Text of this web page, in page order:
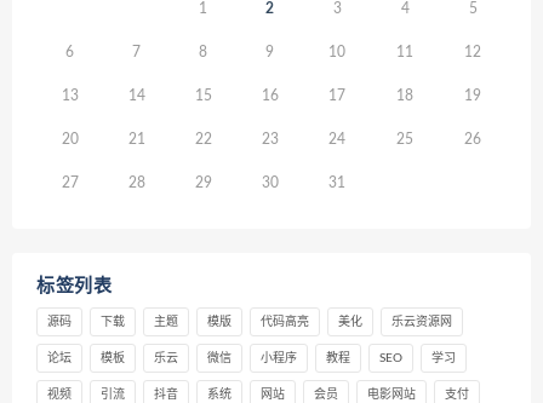
1 2 3 4 5
6 7 8 9 10 11 12
13 14 15 16 17 18 19
20 21 22 23 24 25 26
27 28 29 30 31
标签列表
源码 下载 主题 模版 代码高亮 美化 乐云资源网
论坛 模板 乐云 微信 小程序 教程 SEO 学习
视频 引流 抖音 系统 网站 会员 电影网站 支付